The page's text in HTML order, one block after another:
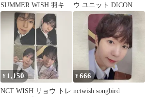
SUMMER WISH 羽キー
ホルダー
ウ ユニット DICON ト
レカ
¥ 1,150
NCT WISH リョウ トレ
¥666
nctwish songbird